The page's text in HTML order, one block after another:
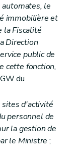
le
immobilière et
la Fiscalité
Direction
public de
cette fonction,
du
sites d'activité
personnel de
la gestion de
le Ministre ;